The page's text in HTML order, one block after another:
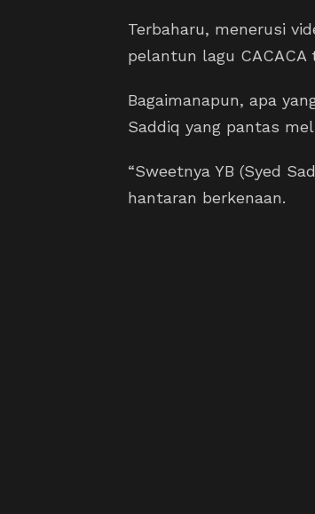
Terbaharu, menerusi
pelantun lagu
Bagaimanapun, apa
Saddiq yang pantas
“Sweetnya YB (Syed
hantaran berkenaan.